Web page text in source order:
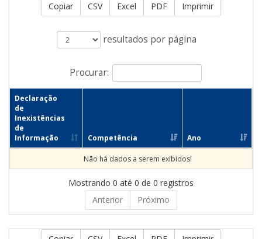
Copiar CSV Excel PDF Imprimir
resultados por página
Procurar:
Declaração
de
Inexistências
de
Informação
Competência Ano
Não há dados a serem exibidos!
Mostrando 0 até 0 de 0 registros
Anterior
Próximo